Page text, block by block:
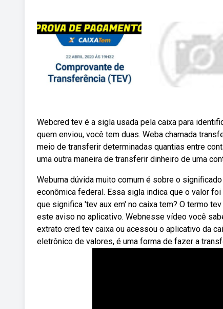
Webcred tev é a sigla usada pela caixa para
quem enviou, você tem duas. Weba chamada
meio de transferir determinadas quantias entre
uma outra maneira de transferir dinheiro de uma
Webuma dúvida muito comum é sobre o
econômica federal. Essa sigla indica que o valor
que significa 'tev aux em' no caixa tem? O termo
este aviso no aplicativo. Webnesse vídeo você
extrato cred tev caixa ou acessou o aplicativo da
eletrônico de valores, é uma forma de fazer a